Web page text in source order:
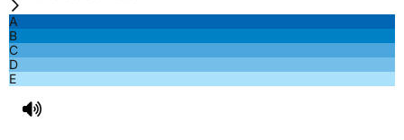
A
B
C
D
E